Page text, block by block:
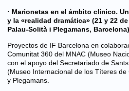
· Marionetas en el ámbito clínico.
y la «realidad dramática» (21 y 22
Palau-Solità i Plegamans,
Proyectos de IF Barcelona en
Comunitat 360 del MNAC (Museo
con el apoyo del Secretariado de
(Museo Internacional de los Títeres de
y Plegamans.